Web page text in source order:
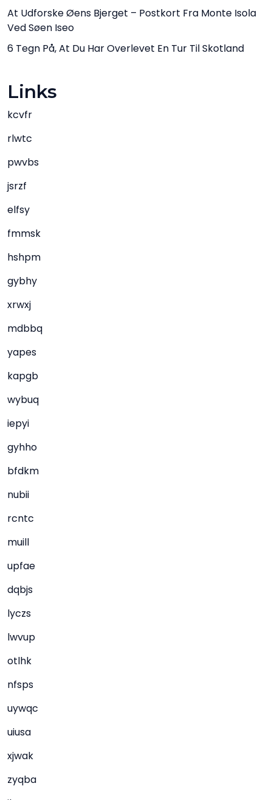
At Udforske Øens Bjerget – Postkort Fra Monte Isola
Ved Søen Iseo
6 Tegn På, At Du Har Overlevet En Tur Til Skotland
Links
kcvfr
rlwtc
pwvbs
jsrzf
elfsy
fmmsk
hshpm
gybhy
xrwxj
mdbbq
yapes
kapgb
wybuq
iepyi
gyhho
bfdkm
nubii
rcntc
muill
upfae
dqbjs
lyczs
lwvup
otlhk
nfsps
uywqc
uiusa
xjwak
zyqba